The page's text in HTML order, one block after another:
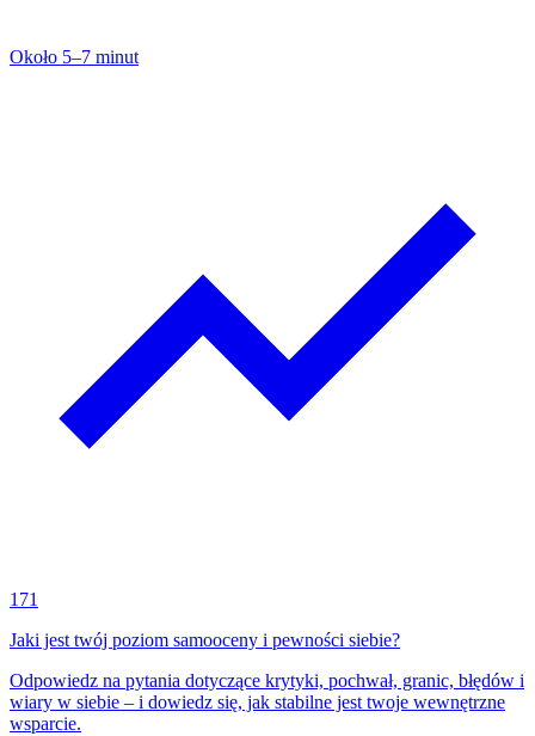
Około 5–7 minut
171
Jaki jest twój poziom samooceny i pewności siebie?
Odpowiedz na pytania dotyczące krytyki, pochwał, granic, błędów i
wiary w siebie – i dowiedz się, jak stabilne jest twoje wewnętrzne
wsparcie.